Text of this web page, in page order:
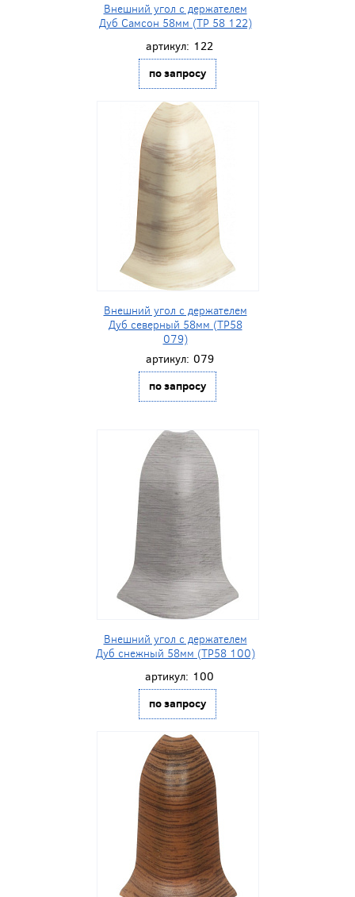
Внешний угол с держателем
Дуб Самсон 58мм (ТР 58 122)
артикул: 122
по запросу
Внешний угол с держателем
Дуб северный 58мм (ТР58
079)
артикул: 079
по запросу
Внешний угол с держателем
Дуб снежный 58мм (ТР58 100)
артикул: 100
по запросу